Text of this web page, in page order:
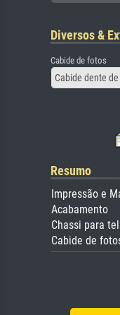
Diversos &
Cabide de fotos
Cabide dente de
Resumo
Impressão e
Acabamento
Chassi para
Cabide de